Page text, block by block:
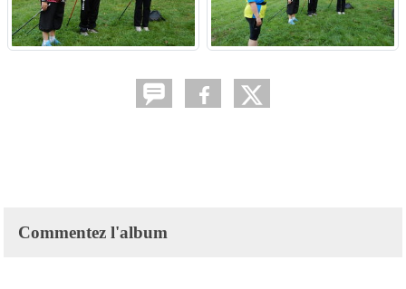
Commentez l'album